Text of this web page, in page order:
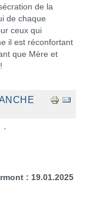
de la
de chaque
ceux qui
il est réconfortant
que Mère et
: 19.01.2025